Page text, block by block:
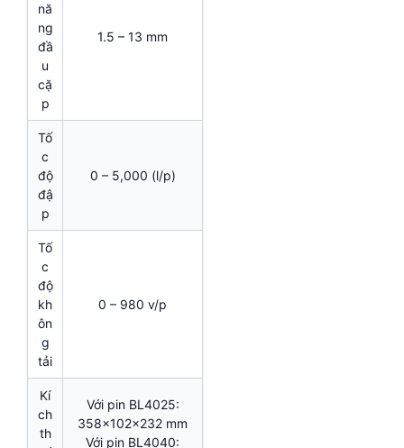
nă
ng
đầ
u
cặ
p
1.5 – 13 mm
Tố
c
độ
đậ
p
0 – 5,000 (l/p)
Tố
c
độ
kh
ôn
g
tải
0 – 980 v/p
Kí
ch
th
Với pin BL4025:
358x102x232 mm
Với pin BL4040: